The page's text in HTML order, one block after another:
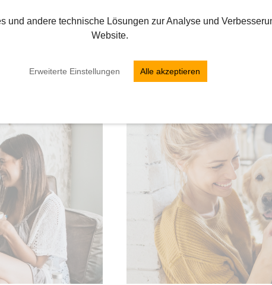
und andere technische Lösungen zur Analyse und
Website.
Erweiterte Einstellungen Alle akzeptieren
Stress,
Der neue
Partnersuche in Stuttgart
Mehr erfahren